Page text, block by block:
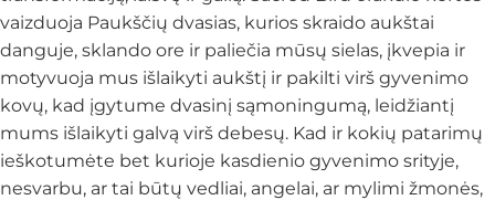
vaizduoja Paukščių dvasias, kurios skraido aukštai
danguje, sklando ore ir paliečia mūsų sielas, įkvepia ir
motyvuoja mus išlaikyti aukštį ir pakilti virš gyvenimo
kovų, kad įgytume dvasinį sąmoningumą, leidžiantį
mums išlaikyti galvą virš debesų. Kad ir kokių patarimų
ieškotumėte bet kurioje kasdienio gyvenimo srityje,
nesvarbu, ar tai būtų vedliai, angelai, ar mylimi žmonės,